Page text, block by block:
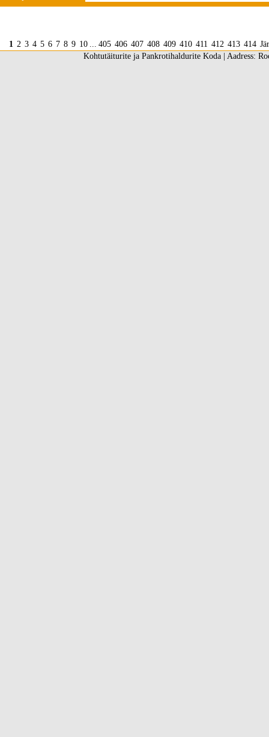
1 2 3 4 5 6 7 8 9 10 ... 405 406 407 408 409 410 411 412 413 414
Kohtutäiturite ja Pankrotihaldurite Koda | Aadress: